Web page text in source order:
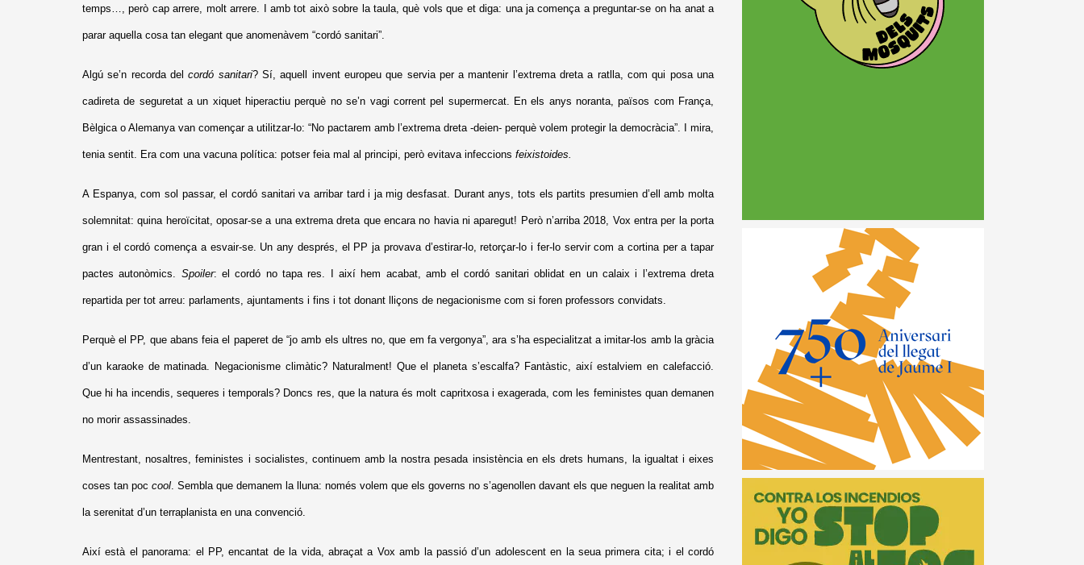
temps…, però cap arrere, molt arrere. I amb tot això sobre la taula, què vols que et diga: una ja comença a preguntar-se on ha anat a
parar aquella cosa tan elegant que anomenàvem “cordó sanitari”.
Algú se’n recorda delcordó sanitari? Sí, aquell invent europeu que servia per a mantenir l’extrema dreta a ratlla, com qui posa una
cadireta de seguretat a un xiquet hiperactiu perquè no se’n vagi corrent pel supermercat. En els anys noranta, països com França,
Bèlgica o Alemanya van començar a utilitzar-lo: “No pactarem amb l’extrema dreta -deien- perquè volem protegir la democràcia”. I mira,
tenia sentit. Era com una vacuna política: potser feia mal al principi, però evitava infeccions feixistoides.
A Espanya, com sol passar, el cordó sanitari va arribar tard i ja mig desfasat. Durant anys, tots els partits presumien d’ell amb molta
solemnitat: quina heroïcitat, oposar-se a una extrema dreta que encara no havia ni aparegut! Però n’arriba 2018, Vox entra per la porta
gran i el cordó comença a esvair-se. Un any després, el PP ja provava d’estirar-lo, retorçar-lo i fer-lo servir com a cortina per a tapar
pactes autonòmics. Spoiler: el cordó no tapa res. I així hem acabat, amb el cordó sanitari oblidat en un calaix i l’extrema dreta
repartida per tot arreu: parlaments, ajuntaments i fins i tot donant lliçons de negacionisme com si foren professors convidats.
Perquè el PP, que abans feia el paperet de “jo amb els ultres no, que em fa vergonya”, ara s’ha especialitzat a imitar-los amb la gràcia
d’un karaoke de matinada. Negacionisme climàtic? Naturalment! Que el planeta s’escalfa? Fantàstic, així estalviem en calefacció.
Que hi ha incendis, sequeres i temporals? Doncs res, que la natura és molt capritxosa i exagerada, com les feministes quan demanen
no morir assassinades.
Mentrestant, nosaltres, feministes i socialistes, continuem amb la nostra pesada insistència en els drets humans, la igualtat i eixes
coses tan poc cool . Sembla que demanem la lluna: només volem que els governs no s’agenollen davant els que neguen la realitat amb
la serenitat d’un terraplanista en una convenció.
Així està el panorama: el PP, encantat de la vida, abraçat a Vox amb la passió d’un adolescent en la seua primera cita; i el cordó